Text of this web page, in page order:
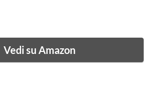
Vedi su Amazon